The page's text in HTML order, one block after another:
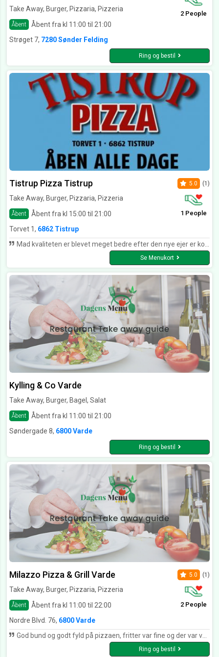
Take Away, Burger, Pizzaria, Pizzeria
Åbent Åbent fra kl 11:00 til 21:00
2 People
Strøget 7, 7280 Sønder Felding
Ring og bestil
Tistrup Pizza Tistrup
Take Away, Burger, Pizzaria, Pizzeria
Åbent Åbent fra kl 15:00 til 21:00
5.0 (1)
1 People
Torvet 1, 6862 Tistrup
Mad kvaliteten er blevet meget bedre efter den nye ejer er kommet????????
Se Menukort
Kylling & Co Varde
Take Away, Burger, Bagel, Salat
Åbent
Åbent fra kl 11:00 til 21:00
Søndergade 8, 6800 Varde
Ring og bestil
Milazzo Pizza & Grill Varde
Take Away, Burger, Pizzaria, Pizzeria
Åbent Åbent fra kl 11:00 til 22:00
5.0 (1)
2 People
Nordre Blvd. 76, 6800 Varde
God bund og godt fyld på pizzaen, fritter var fine og der var venlig betjening.
Ring og bestil